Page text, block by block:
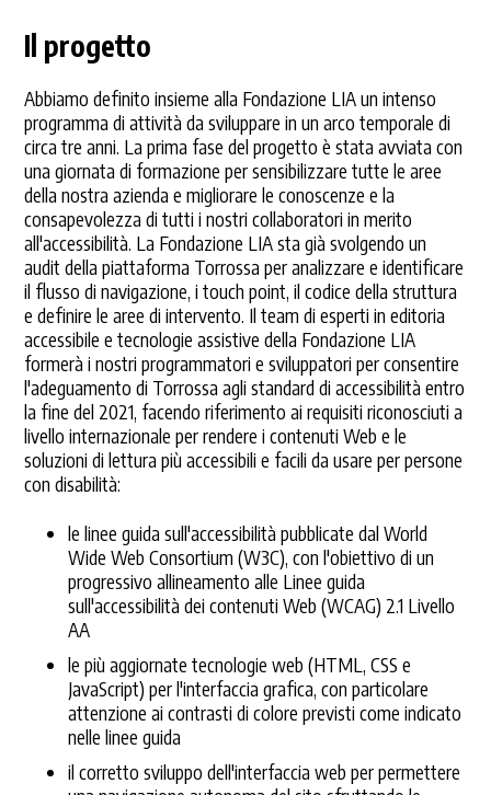
Il progetto
Abbiamo definito insieme alla Fondazione LIA un intenso
programma di attività da sviluppare in un arco temporale di
circa tre anni. La prima fase del progetto è stata avviata con
una giornata di formazione per sensibilizzare tutte le aree
della nostra azienda e migliorare le conoscenze e la
consapevolezza di tutti i nostri collaboratori in merito
all'accessibilità. La Fondazione LIA sta già svolgendo un
audit della piattaforma Torrossa per analizzare e identificare
il flusso di navigazione, i touch point, il codice della struttura
e definire le aree di intervento. Il team di esperti in editoria
accessibile e tecnologie assistive della Fondazione LIA
formerà i nostri programmatori e sviluppatori per consentire
l'adeguamento di Torrossa agli standard di accessibilità entro
la fine del 2021, facendo riferimento ai requisiti riconosciuti a
livello internazionale per rendere i contenuti Web e le
soluzioni di lettura più accessibili e facili da usare per persone
con disabilità:
le linee guida sull'accessibilità pubblicate dal World
Wide Web Consortium (W3C), con l'obiettivo di un
progressivo allineamento alle Linee guida
sull'accessibilità dei contenuti Web (WCAG) 2.1 Livello
AA
le più aggiornate tecnologie web (HTML, CSS e
JavaScript) per l'interfaccia grafica, con particolare
attenzione ai contrasti di colore previsti come indicato
nelle linee guida
il corretto sviluppo dell'interfaccia web per permettere